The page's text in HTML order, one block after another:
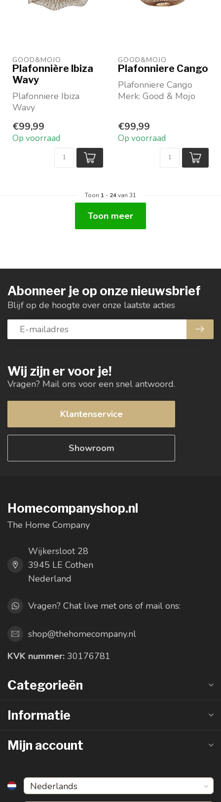
GOOD&MOJO
Plafonnière Ibiza
Wavy
Plafonniere Ibiza
Wavy
gevlochten bamboe
Verkrijgbaar in 3 ...
€99,99
Op voorraad
GOOD&MOJO
Plafonniere Cango
Plafonniere Cango
Merk: Good & Mojo
Hoogte: 25 cm
Diam...
€99,99
Op voorraad
Toon 1 - 24van 31
Toon meer
Wij zijn er voor je!
Vragen? Mail ons voor een snel antwoord.
Klantenservice
Showroom
Abonneer je op onze nieuwsbrief
Blijf op de hoogte over onze laatste acties
Homecompanyshop.nl
The Home Company
Wijkersloot 28
3945 LE Cothen
Nederland
Vragen? Chat live met ons of mail ons:
shop@thehomecompany.nl
KVK nummer: 30176781
Categorieën
Informatie
Mijn account